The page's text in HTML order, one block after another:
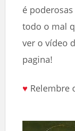
é
todo o mal
ver o vídeo
pagina!
♥ Relembre